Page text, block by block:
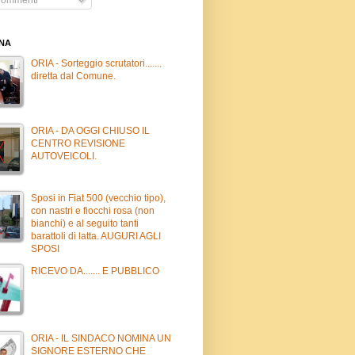
ORIA - Sorteggio scrutatori.......
diretta dal Comune.
ORIA - DA OGGI CHIUSO IL
CENTRO REVISIONE
AUTOVEICOLI.
Sposi in Fiat 500 (vecchio tipo),
con nastri e fiocchi rosa (non
bianchi) e al seguito tanti
barattoli di latta. AUGURI AGLI
SPOSI
RICEVO DA....... E PUBBLICO
ORIA - IL SINDACO NOMINA UN
SIGNORE ESTERNO CHE